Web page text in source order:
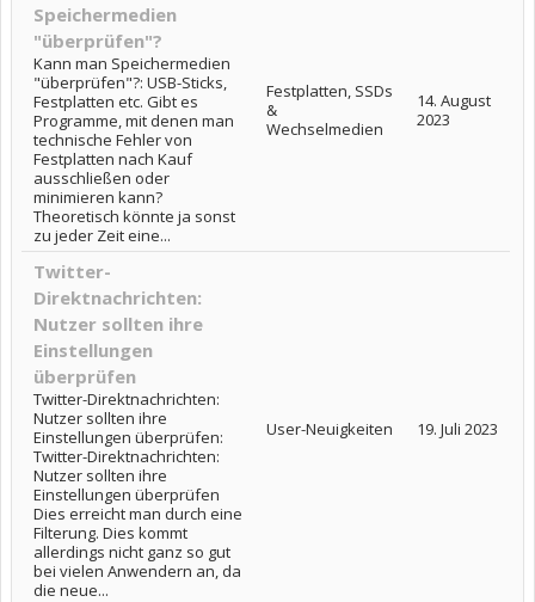
Speichermedien
"überprüfen"?
Kann man Speichermedien
"überprüfen"?: USB-Sticks,
Festplatten etc. Gibt es
Programme, mit denen man
technische Fehler von
Festplatten nach Kauf
ausschließen oder
minimieren kann?
Theoretisch könnte ja sonst
zu jeder Zeit eine...
Festplatten, SSDs
&
Wechselmedien
14. August
2023
Twitter-
Direktnachrichten:
Nutzer sollten ihre
Einstellungen
überprüfen
Twitter-Direktnachrichten:
Nutzer sollten ihre
Einstellungen überprüfen:
Twitter-Direktnachrichten:
Nutzer sollten ihre
Einstellungen überprüfen
Dies erreicht man durch eine
Filterung. Dies kommt
allerdings nicht ganz so gut
bei vielen Anwendern an, da
die neue...
User-Neuigkeiten 19. Juli 2023